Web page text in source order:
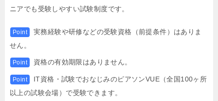
ニアでも受験しやすい試験制度です。
Point
実務経験や研修などの受験資格（前提条件）はありま
せん。
Point 資格の有効期限はありません。
Point
IT資格・試験でおなじみのピアソンVUE（全国100ヶ所
以上の試験会場）で受験できます。